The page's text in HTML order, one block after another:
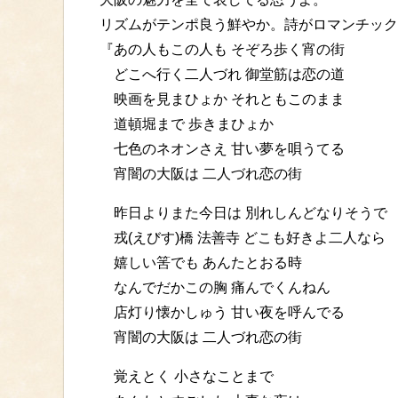
リズムがテンポ良う鮮やか。詩がロマンチッ
『あの人もこの人も そぞろ歩く宵の街
どこへ行く二人づれ 御堂筋は恋の道
映画を見まひょか それともこのまま
道頓堀まで 歩きまひょか
七色のネオンさえ 甘い夢を唄うてる
宵闇の大阪は 二人づれ恋の街
昨日よりまた今日は 別れしんどなりそうで
戎(えびす)橋 法善寺 どこも好きよ二人なら
嬉しい筈でも あんたとおる時
なんでだかこの胸 痛んでくんねん
店灯り懐かしゅう 甘い夜を呼んでる
宵闇の大阪は 二人づれ恋の街
覚えとく 小さなことまで